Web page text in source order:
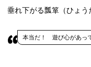
垂れ下がる瓢箪（ひょう
本当だ！ 遊び心があっ